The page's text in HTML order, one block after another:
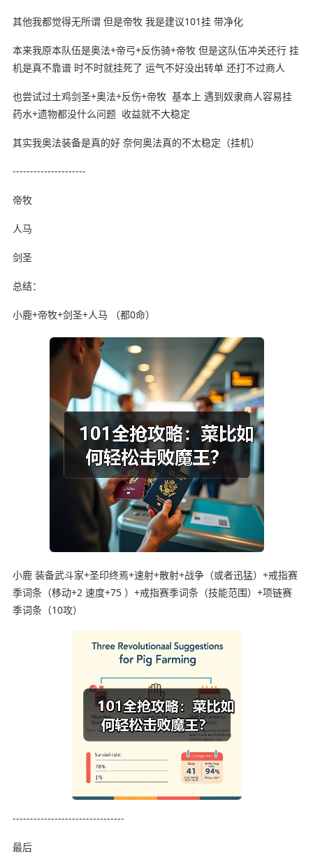
其他我都觉得无所谓 但是帝牧 我是建议101挂 带净化
本来我原本队伍是奥法+帝弓+反伤骑+帝牧 但是这队伍冲关还行 挂
机是真不靠谱 时不时就挂死了 运气不好没出转单 还打不过商人
也尝试过土鸡剑圣+奥法+反伤+帝牧 基本上 遇到奴隶商人容易挂
药水+遗物都没什么问题 收益就不大稳定
其实我奥法装备是真的好 奈何奥法真的不太稳定（挂机）
---------------------
帝牧
人马
剑圣
总结：
小鹿+帝牧+剑圣+人马 （都0命）
小鹿 装备武斗家+圣印终焉+速射+散射+战争（或者迅猛）+戒指赛
季词条（移动+2 速度+75 ）+戒指赛季词条（技能范围）+项链赛
季词条（10攻）
--------------------------------
最后